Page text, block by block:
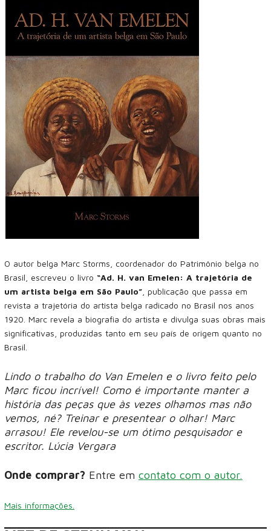
O autor belga Marc Storms, coordenador do Patrimônio belga no
Brasil, escreveu o livro “Ad. H. van Emelen: A trajetória de
um artista belga em São Paulo” , publicação que passa em
revista a trajetória do artista belga radicado no Brasil nos anos
1920. Marc revela a biografia do artista e divulga suas obras mais
significativas, produzidas tanto em seu país de origem quanto no
Brasil.
Lindo o trabalho do Van Emelen e o livro feito pelo
Marc ficou incrível! Como é importante manter a
história das peças que às vezes olhamos mas não
vemos, né? Treinar e presentear o olhar! Marc
arrasou! Ele revelou-se um ótimo pesquisador e
escritor. Lúcia Vergara
Onde comprar? Entre em contato com o autor.
Mais informações.